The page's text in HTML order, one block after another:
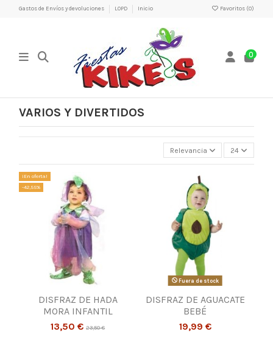
Gastos de Envíos y devoluciones LOPD Inicio Favoritos (0)
0
VARIOS Y DIVERTIDOS
Relevancia 24
¡En oferta!
-42,55%
DISFRAZ DE HADA
MORA INFANTIL
13,50 €23,50 €
Fuera de stock
DISFRAZ DE AGUACATE
BEBÉ
19,99 €